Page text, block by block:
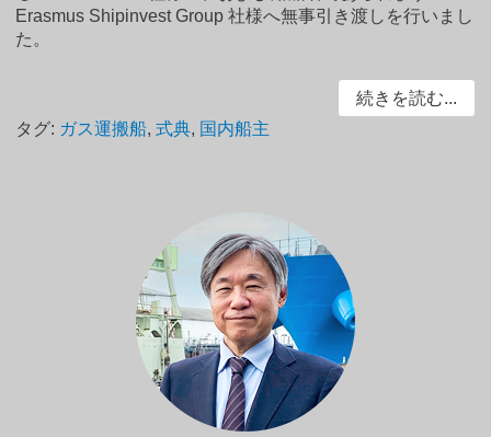
Erasmus Shipinvest Group 社様へ無事引き渡しを行いまし
た。
続きを読む...
タグ: ガス運搬船,式典, 国内船主